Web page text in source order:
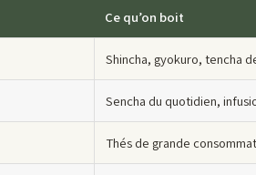
Ce qu’on boit
Shincha, gyokuro, tencha
Sencha du quotidien,
Thés de grande